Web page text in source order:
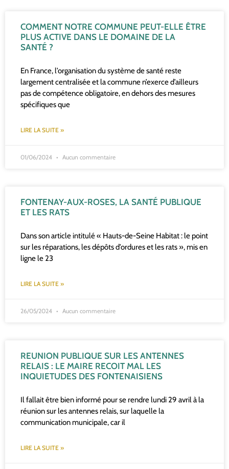
COMMENT NOTRE COMMUNE PEUT-ELLE ÊTRE
PLUS ACTIVE DANS LE DOMAINE DE LA
SANTÉ ?
En France, l’organisation du système de santé reste
largement centralisée et la commune n’exerce d’ailleurs
pas de compétence obligatoire, en dehors des mesures
spécifiques que
LIRE LA SUITE »
01/06/2024 Aucun commentaire
FONTENAY-AUX-ROSES, LA SANTÉ PUBLIQUE
ET LES RATS
Dans son article intitulé « Hauts-de-Seine Habitat : le point
sur les réparations, les dépôts d’ordures et les rats », mis en
ligne le 23
LIRE LA SUITE »
26/05/2024 Aucun commentaire
REUNION PUBLIQUE SUR LES ANTENNES
RELAIS : LE MAIRE RECOIT MAL LES
INQUIETUDES DES FONTENAISIENS
Il fallait être bien informé pour se rendre lundi 29 avril à la
réunion sur les antennes relais, sur laquelle la
communication municipale, car il
LIRE LA SUITE »